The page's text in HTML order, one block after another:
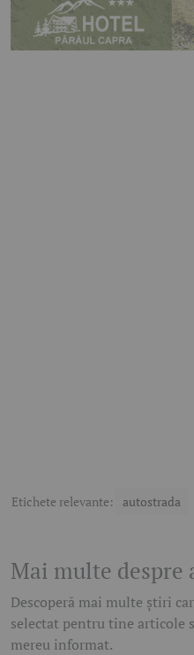
Etichete relevante: autostrada
Mai multe despre
Descoperă mai multe știri
selectat pentru tine articole
mereu informat.